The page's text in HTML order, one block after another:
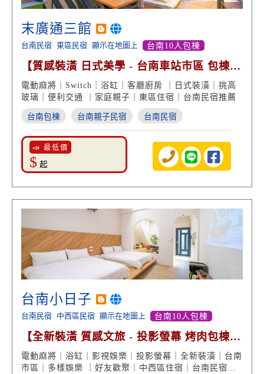
末廣通三館
台南民宿 東區民宿 顯示在地圖上 台南10人包棟
【質感裝潢 日式美學 - 台南車站市區 包棟歡
聚享受】
電動麻將｜Switch｜浴缸｜客廳廚房 ｜日式裝潢｜挑高
玻璃｜便利交通 ｜家庭親子｜東區住宿｜台南民宿推薦
台南包棟 台南親子民宿 台南民宿
📣 最低價
$ 起
台南小日子
台南民宿 中西區民宿 顯示在地圖上 台南10人包棟
【全新裝潢 質感文旅 - 投影螢幕 烤肉包棟
泡澡享受】
電動麻將｜浴缸｜影視娛樂｜投影螢幕｜全新裝潢｜台南
市區｜多樣娛樂 ｜好友歡聚｜中西區住宿｜台南民宿推